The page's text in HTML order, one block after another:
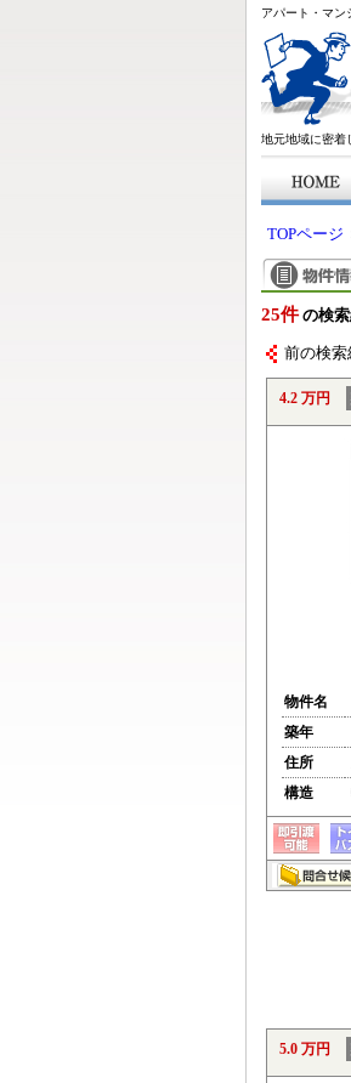
アパート・マン
地元地域に密着
TOPページ
25件 の検
前の検索
4.2 万円
物件名
築年
住所
構造
5.0 万円